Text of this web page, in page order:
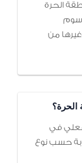
الحرة
من
في
حسب نوع